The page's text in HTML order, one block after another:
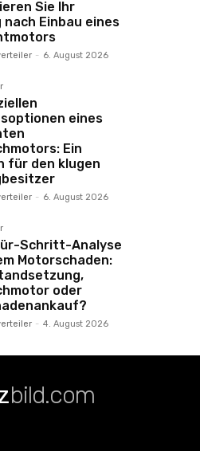
Sie Ihr
nach Einbau eines
- 6. August 2026
eines
Ein
für den klugen
- 6. August 2026
Schritt-Analyse
Motorschaden:
oder
- 4. August 2026
bild.com